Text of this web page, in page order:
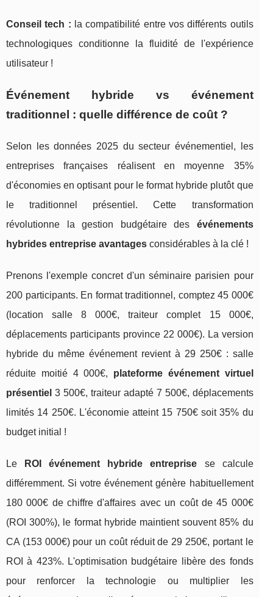
Conseil tech : la compatibilité entre vos différents outils
technologiques conditionne la fluidité de l'expérience
utilisateur !
Événement hybride vs événement
traditionnel : quelle différence de coût ?
Selon les données 2025 du secteur événementiel, les
entreprises françaises réalisent en moyenne 35%
d'économies en optisant pour le format hybride plutôt que
le traditionnel présentiel. Cette transformation
révolutionne la gestion budgétaire des événements
hybrides entreprise avantages considérables à la clé !
Prenons l'exemple concret d'un séminaire parisien pour
200 participants. En format traditionnel, comptez 45 000€
(location salle 8 000€, traiteur complet 15 000€,
déplacements participants province 22 000€). La version
hybride du même événement revient à 29 250€ : salle
réduite moitié 4 000€, plateforme événement virtuel
présentiel 3 500€, traiteur adapté 7 500€, déplacements
limités 14 250€. L'économie atteint 15 750€ soit 35% du
budget initial !
Le ROI événement hybride entreprise se calcule
différemment. Si votre événement génère habituellement
180 000€ de chiffre d'affaires avec un coût de 45 000€
(ROI 300%), le format hybride maintient souvent 85% du
CA (153 000€) pour un coût réduit de 29 250€, portant le
ROI à 423%. L'optimisation budgétaire libère des fonds
pour renforcer la technologie ou multiplier les